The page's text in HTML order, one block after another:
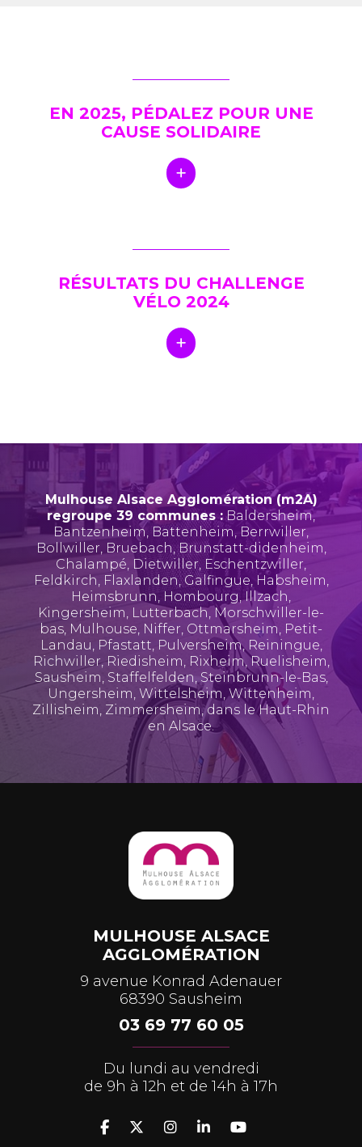
EN 2025, PÉDALEZ POUR UNE
CAUSE SOLIDAIRE
RÉSULTATS DU CHALLENGE
VÉLO 2024
Mulhouse Alsace Agglomération (m2A)
regroupe 39 communes : Baldersheim,
Bantzenheim, Battenheim, Berrwiller,
Bollwiller, Bruebach,Brunstatt-didenheim,
Chalampé, Dietwiller, Eschentzwiller,
Feldkirch, Flaxlanden,Galfingue, Habsheim,
Heimsbrunn, Hombourg,Illzach,
Kingersheim, Lutterbach, Morschwiller-le-
bas, Mulhouse, Niffer, Ottmarsheim, Petit-
Landau, Pfastatt, Pulversheim, Reiningue,
Richwiller, Riedisheim, Rixheim,Ruelisheim,
Sausheim, Staffelfelden, Steinbrunn-le-Bas,
Ungersheim, Wittelsheim,Wittenheim,
Zillisheim, Zimmersheim, dans le Haut-Rhin
en Alsace.
MULHOUSE ALSACE
AGGLOMÉRATION
9 avenue Konrad Adenauer
68390 Sausheim
03 69 77 60 05
Du lundi au vendredi
de 9h à 12h et de 14h à 17h